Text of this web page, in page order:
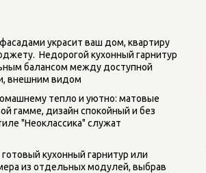
украсит ваш дом, квартиру
Недорогой кухонный гарнитур
балансом между доступной
внешним видом
тепло и уютно: матовые
гамме, дизайн спокойный и без
"Неоклассика" служат
кухонный гарнитур или
из отдельных модулей, выбрав